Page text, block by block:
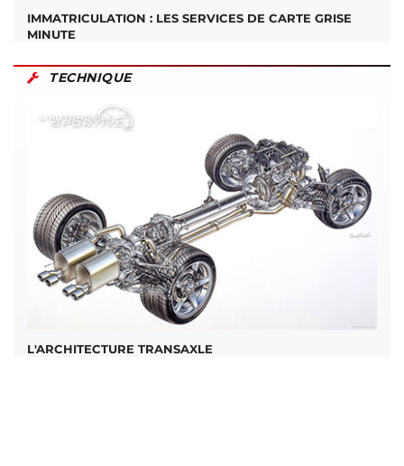
IMMATRICULATION : LES SERVICES DE CARTE GRISE
MINUTE
TECHNIQUE
L'ARCHITECTURE TRANSAXLE